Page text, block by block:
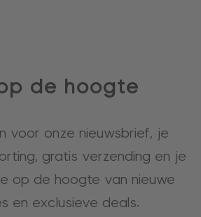
de hoogte
voor onze nieuwsbrief, je
gratis verzending en je
op de hoogte van nieuwe
en exclusieve deals.